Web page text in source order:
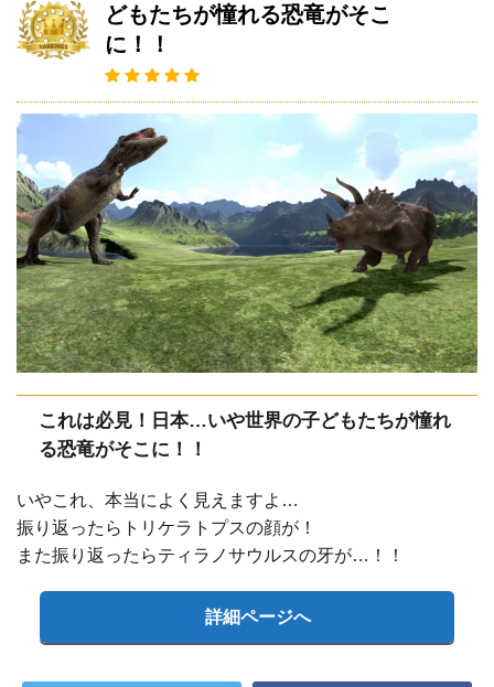
どもたちが憧れる恐竜がそこ
に！！
これは必見！日本…いや世界の子どもたちが憧れ
る恐竜がそこに！！
いやこれ、本当によく見えますよ…
振り返ったらトリケラトプスの顔が！
また振り返ったらティラノサウルスの牙が…！！
詳細ページへ